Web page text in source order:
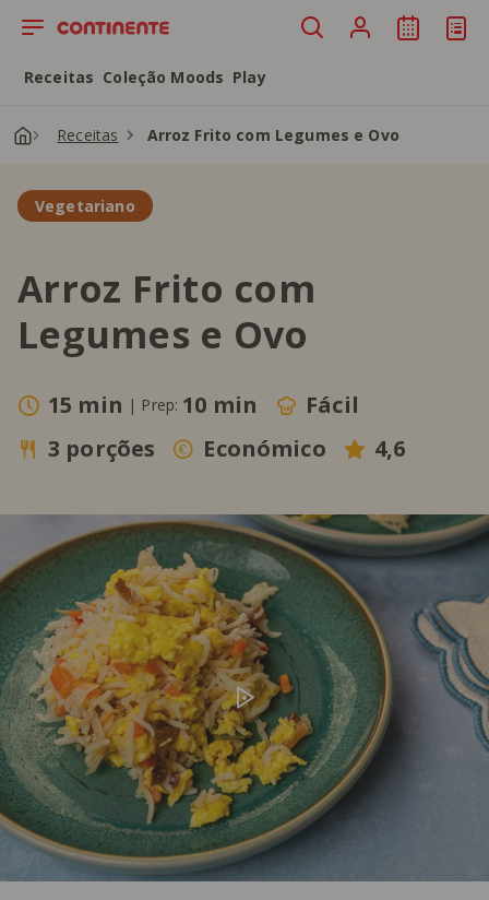
Saltar para o conteúdo principal
Receitas Coleção Moods Play
Receitas Arroz Frito com Legumes e Ovo
Vegetariano
Arroz Frito com
Legumes e Ovo
15 min | Prep: 10 min
Fácil
3 porções
Económico 4,6